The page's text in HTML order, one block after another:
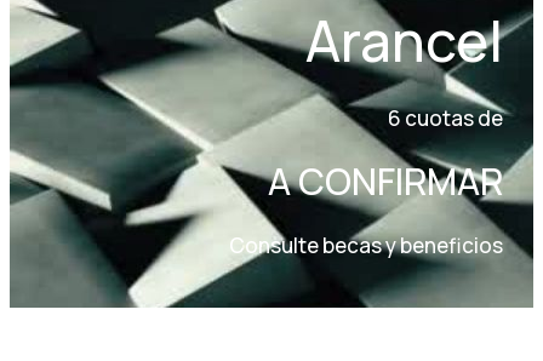
Arancel
6 cuotas de
A CONFIRMAR
Consulte becas y beneficios